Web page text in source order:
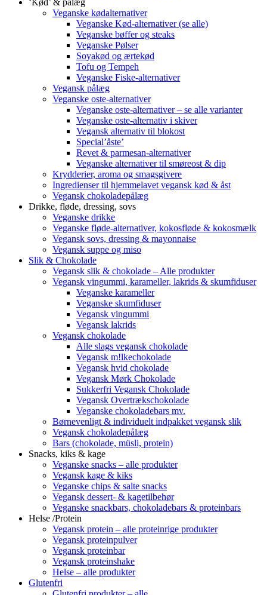
Veganske kødalternativer
Veganske Kød-alternativer (se alle)
Veganske bøffer og steaks
Veganske Pølser
Soyakød og ærtekød
Tofu og Tempeh
Veganske Fiske-alternativer
Vegansk pålæg
Veganske oste-alternativer
Veganske oste-alternativer – se alle varianter
Veganske oste-alternativ i skiver
Vegansk alternativ til blokost
Special’åste’
Revet & parmesan-alternativer
Veganske alternativer til smøreost & dip
Krydderier, aroma og smagsgivere
Ingredienser til hjemmelavet vegansk kød & åst
Vegansk chokoladepålæg
Drikke, fløde, dressing, sovs
Veganske drikke
Veganske fløde-alternativer, kokosfløde & kokosmælk
Vegansk sovs, dressing & mayonnaise
Vegansk suppe og miso
Slik & Chokolade
Vegansk slik & chokolade – Alle produkter
Vegansk vingummi, karameller, lakrids & skumfiduser
Veganske karameller
Veganske skumfiduser
Vegansk vingummi
Vegansk lakrids
Vegansk chokolade
Alle slags vegansk chokolade
Vegansk m!lkechokolade
Vegansk hvid chokolade
Vegansk Mørk Chokolade
Sukkerfri Vegansk Chokolade
Vegansk Overtrækschokolade
Veganske chokoladebars mv.
Børnevenligt & individuelt indpakket vegansk slik
Vegansk chokoladepålæg
Bars (chokolade, müsli, protein)
Snacks, kiks & kage
Veganske snacks – alle produkter
Vegansk kage & kiks
Veganske chips & salte snacks
Vegansk dessert- & kagetilbehør
Veganske snackbars, chokoladebars & proteinbars
Helse /Protein
Vegansk protein – alle proteinrige produkter
Vegansk proteinpulver
Vegansk proteinbar
Vegansk proteinshake
Helse – alle produkter
Glutenfri